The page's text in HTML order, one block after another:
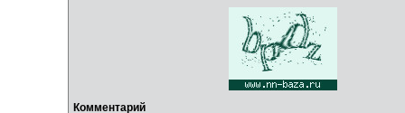
Комментарий